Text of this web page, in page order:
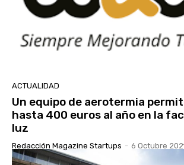
ACTUALIDAD
Un equipo de aerotermia
hasta 400 euros al año en la
luz
Redacción Magazine Startups - 6 Octubre